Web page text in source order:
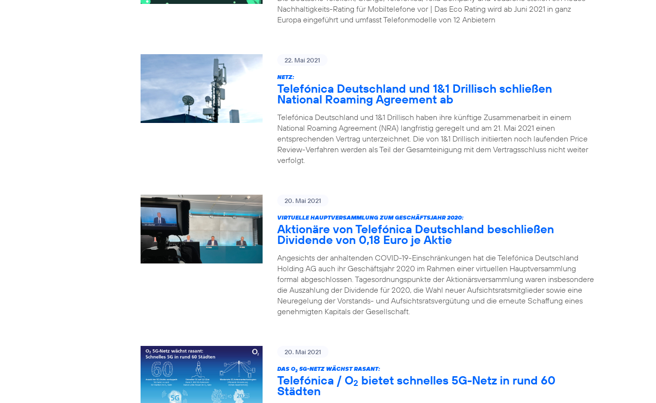
Nachhaltigkeits-Rating für Mobiltelefone vor | Das Eco Rating wird ab Juni 2021 in ganz
Europa eingeführt und umfasst Telefonmodelle von 12 Anbietern
22. Mai 2021
NETZ:
Telefónica Deutschland und 1&1 Drillisch schließen
National Roaming Agreement ab
Telefónica Deutschland und 1&1 Drillisch haben ihre künftige Zusammenarbeit in einem
National Roaming Agreement (NRA) langfristig geregelt und am 21. Mai 2021 einen
entsprechenden Vertrag unterzeichnet. Die von 1&1 Drillisch initiierten noch laufenden Price
Review-Verfahren werden als Teil der Gesamteinigung mit dem Vertragsschluss nicht weiter
verfolgt.
20. Mai 2021
VIRTUELLE HAUPTVERSAMMLUNG ZUM GESCHÄFTSJAHR 2020:
Aktionäre von Telefónica Deutschland beschließen
Dividende von 0,18 Euro je Aktie
Angesichts der anhaltenden COVID-19-Einschränkungen hat die Telefónica Deutschland
Holding AG auch ihr Geschäftsjahr 2020 im Rahmen einer virtuellen Hauptversammlung
formal abgeschlossen. Tagesordnungspunkte der Aktionärsversammlung waren insbesondere
die Auszahlung der Dividende für 2020, die Wahl neuer Aufsichtsratsmitglieder sowie eine
Neuregelung der Vorstands- und Aufsichtsratsvergütung und die erneute Schaffung eines
genehmigten Kapitals der Gesellschaft.
20. Mai 2021
DAS O2 5G-NETZ WÄCHST RASANT:
Telefónica / O2 bietet schnelles 5G-Netz in rund 60
Städten